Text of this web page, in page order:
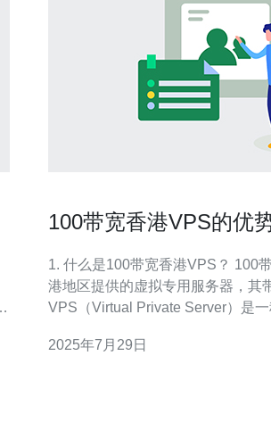
100带宽香港VPS的优
1. 什么是100带宽香港VPS？ 100带宽香港VPS是指在香
港地区提供的虚拟专用服务器，其
VPS（Virtual Private Server）是
2025年7月29日